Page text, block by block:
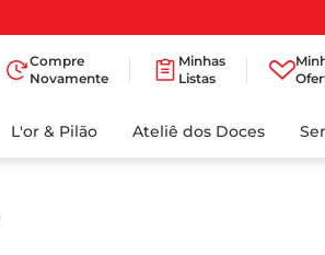
Compre
Novamente
Minhas
Listas
L'or & Pilão Ateliê dos Doces
BUSCADOS